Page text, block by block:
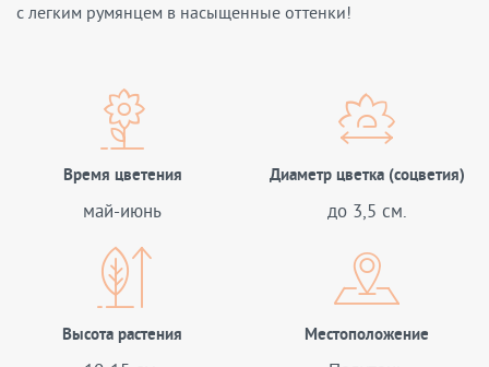
с легким румянцем в насыщенные оттенки!
Время цветения
май-июнь
Диаметр цветка (соцветия)
до 3,5 см.
Высота растения Местоположение